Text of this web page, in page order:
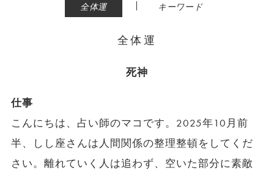
全体運 | キーワード
全体運
死神
仕事
こんにちは、占い師のマコです。2025年10月前
半、しし座さんは人間関係の整理整頓をしてくだ
さい。離れていく人は追わず、空いた部分に素敵